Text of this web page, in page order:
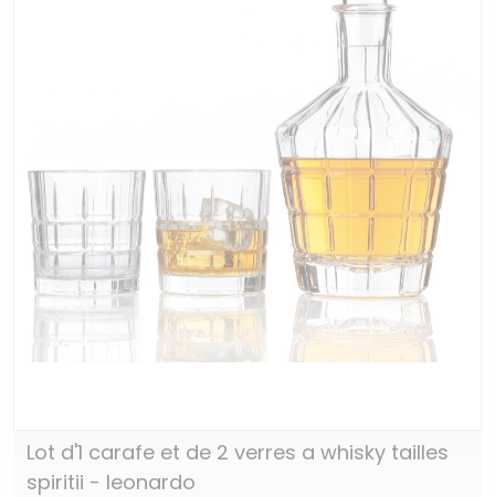
Lot d'1 carafe et de 2 verres a whisky tailles
spiritii - leonardo